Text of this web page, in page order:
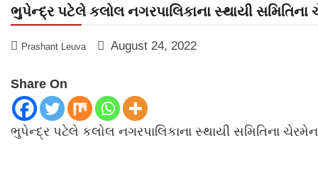
ભુપેન્દ્ર પટેલે કલોલ નગરપાલિકાના સ્થાયી સમિતિના
Prashant Leuva August 24, 2022
Share On
ભુપેન્દ્ર પટેલે કલોલ નગરપાલિકાના સ્થાયી સમિતિના ચેરમેન